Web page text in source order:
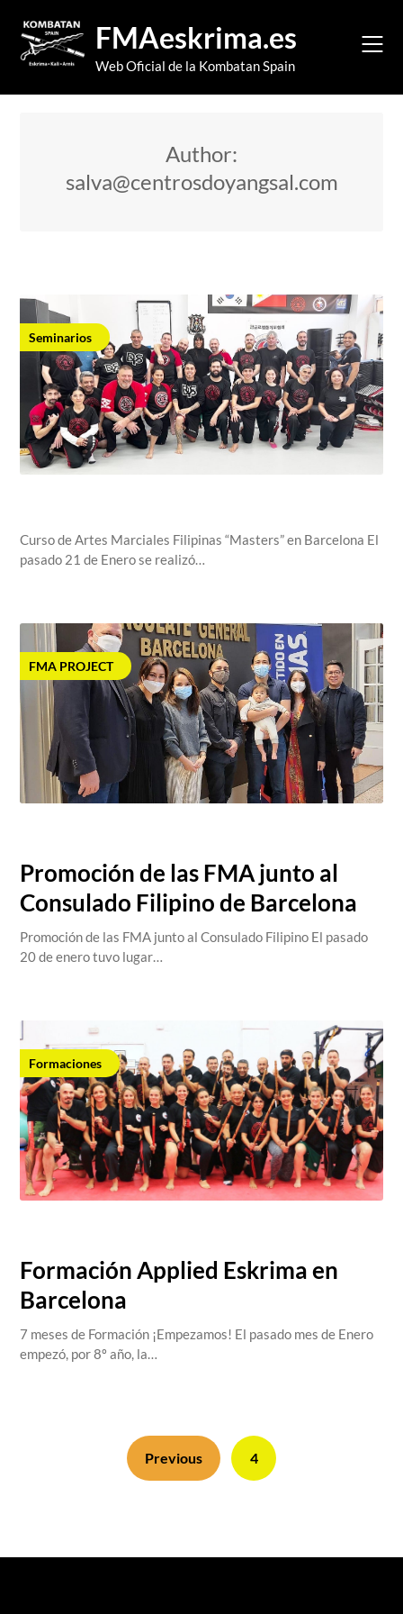
content
FMAeskrima.es
Web Oficial de la Kombatan Spain
Author:
salva@centrosdoyangsal.com
Seminarios
Curso de Artes Marciales Filipinas “Masters” en Barcelona El
pasado 21 de Enero se realizó…
FMA PROJECT
Promoción de las FMA junto al
Consulado Filipino de Barcelona
Promoción de las FMA junto al Consulado Filipino El pasado
20 de enero tuvo lugar…
Formaciones
Formación Applied Eskrima en
Barcelona
7 meses de Formación ¡Empezamos! El pasado mes de Enero
empezó, por 8º año, la…
Previous 4